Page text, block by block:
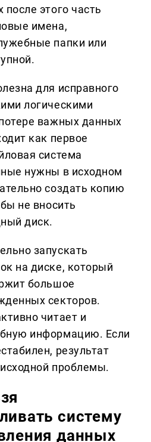
этого часть
имена,
папки или
для исправного
логическими
важных данных
как первое
система
нужны в исходном
создать копию
не вносить
диск.
запускать
на диске, который
большое
секторов.
читает и
информацию. Если
результат
проблемы.
систему
данных